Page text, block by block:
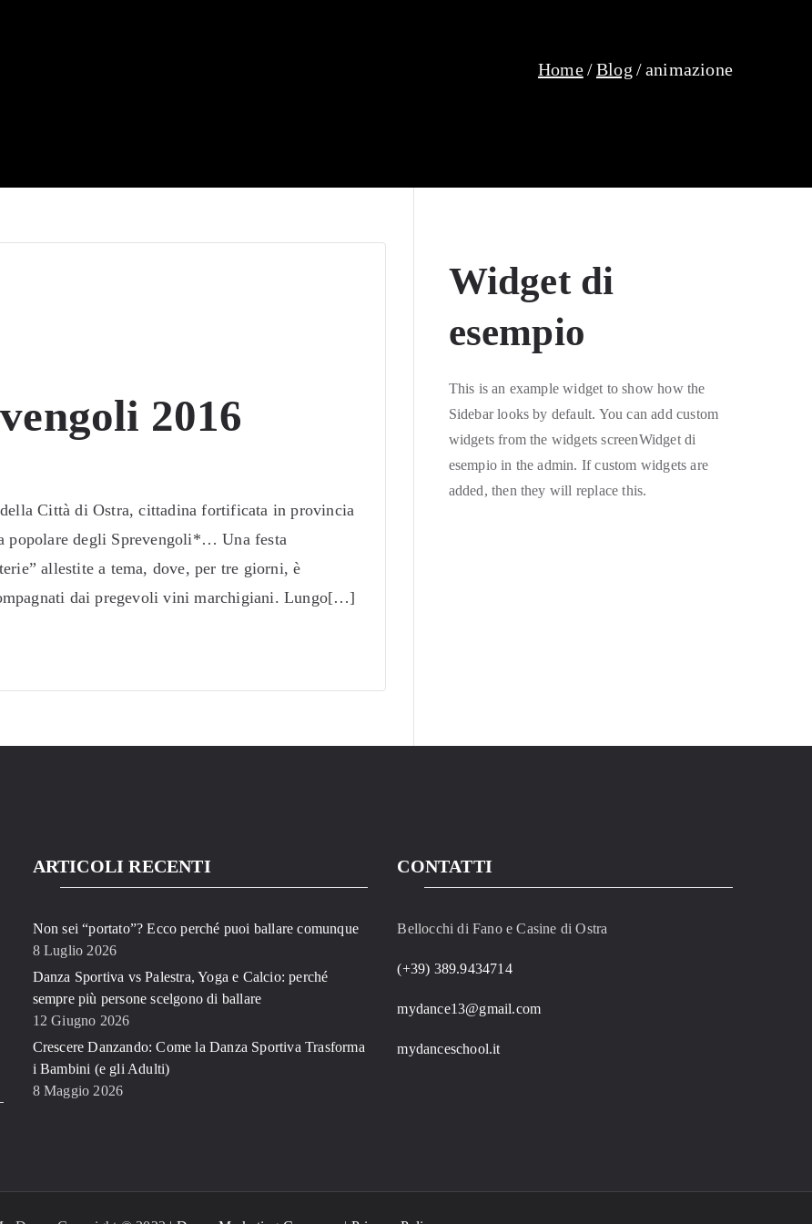
Home Blog animazione
2016
Città di Ostra, cittadina fortificata in provincia
popolare degli Sprevengoli*… Una festa
allestite a tema, dove, per tre giorni, è
dai pregevoli vini marchigiani. Lungo[…]
Widget di
esempio
This is an example widget to show how the
Sidebar looks by default. You can add custom
widgets from the widgets screenWidget di
esempio in the admin. If custom widgets are
added, then they will replace this.
ARTICOLI RECENTI
Non sei “portato”? Ecco perché puoi ballare comunque
8 Luglio 2026
Danza Sportiva vs Palestra, Yoga e Calcio: perché
sempre più persone scelgono di ballare
12 Giugno 2026
Crescere Danzando: Come la Danza Sportiva Trasforma
i Bambini (e gli Adulti)
8 Maggio 2026
CONTATTI
Bellocchi di Fano e Casine di Ostra
(+39) 389.9434714
mydance13@gmail.com
mydanceschool.it